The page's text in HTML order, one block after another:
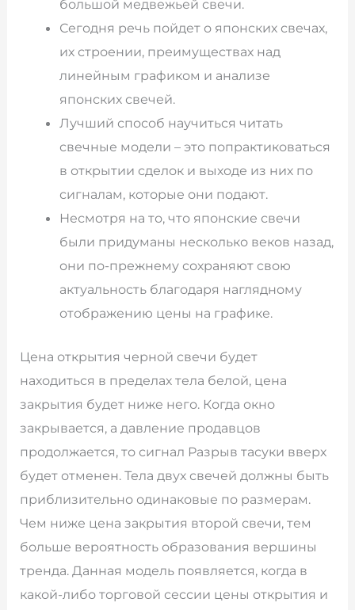
большой медвежьей свечи.
Сегодня речь пойдет о японских свечах,
их строении, преимуществах над
линейным графиком и анализе
японских свечей.
Лучший способ научиться читать
свечные модели – это попрактиковаться
в открытии сделок и выходе из них по
сигналам, которые они подают.
Несмотря на то, что японские свечи
были придуманы несколько веков назад,
они по-прежнему сохраняют свою
актуальность благодаря наглядному
отображению цены на графике.
Цена открытия черной свечи будет
находиться в пределах тела белой, цена
закрытия будет ниже него. Когда окно
закрывается, а давление продавцов
продолжается, то сигнал Разрыв тасуки вверх
будет отменен. Тела двух свечей должны быть
приблизительно одинаковые по размерам.
Чем ниже цена закрытия второй свечи, тем
больше вероятность образования вершины
тренда. Данная модель появляется, когда в
какой-либо торговой сессии цены открытия и